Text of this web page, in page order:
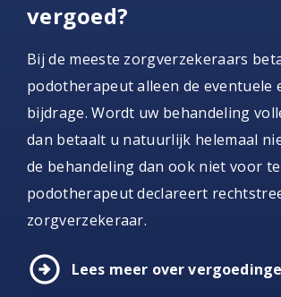
vergoed?
Bij de meeste zorgverzekeraars
podotherapeut alleen de eventuele
bijdrage. Wordt uw behandeling
dan betaalt u natuurlijk helemaal
de behandeling dan ook niet voor
podotherapeut declareert
zorgverzekeraar.
arrow_circle_right Lees meer over